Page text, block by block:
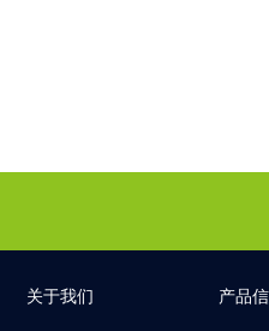
关于我们 产品